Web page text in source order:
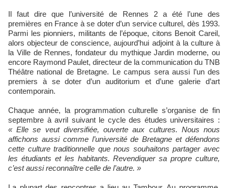
Il faut dire que l’université de Rennes 2 a été l’une des
premières en France à se doter d’un service culturel, dès 1993.
Parmi les pionniers, militants de l’époque, citons Benoit Careil,
alors objecteur de conscience, aujourd’hui adjoint à la culture à
la Ville de Rennes, fondateur du mythique Jardin moderne, ou
encore Raymond Paulet, directeur de la communication du TNB
Théâtre national de Bretagne. Le campus sera aussi l’un des
premiers à se doter d’un auditorium et d’une galerie d’art
contemporain.
Chaque année, la programmation culturelle s’organise de fin
septembre à avril suivant le cycle des études universitaires :
« Elle se veut diversifiée, ouverte aux cultures. Nous nous
affichons aussi comme l’université de Bretagne et défendons
cette culture traditionnelle que nous souhaitons partager avec
les étudiants et les habitants. Revendiquer sa propre culture,
c’est aussi reconnaître celle de l’autre. »